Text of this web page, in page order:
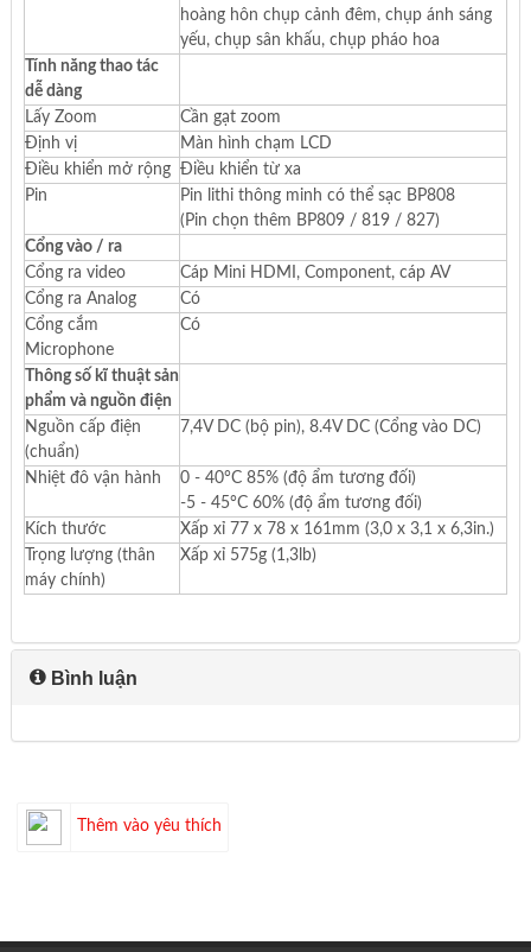
hoàng hôn chụp cảnh đêm, chụp ánh sáng
yếu, chụp sân khấu, chụp pháo hoa
Tính năng thao tác
dễ dàng
Lấy Zoom
Cần gạt zoom
Định vị
Màn hình chạm LCD
Điều khiển mở rộng Điều khiển từ xa
Pin
Pin lithi thông minh có thể sạc BP808
(Pin chọn thêm BP809 / 819 / 827)
Cổng vào / ra
Cổng ra video
Cáp Mini HDMI, Component, cáp AV
Cổng ra Analog
Có
Cổng cắm
Microphone
Có
Thông số kĩ thuật sản
phẩm và nguồn điện
Nguồn cấp điện
(chuẩn)
7,4V DC (bộ pin), 8.4V DC (Cổng vào DC)
Nhiệt đô vận hành
0 - 40°C 85% (độ ẩm tương đối)
-5 - 45°C 60% (độ ẩm tương đối)
Kích thước
Xấp xỉ 77 x 78 x 161mm (3,0 x 3,1 x 6,3in.)
Trọng lượng (thân
máy chính)
Xấp xỉ 575g (1,3lb)
Bình luận
Thêm vào yêu thích